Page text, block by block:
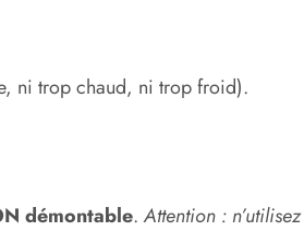
ni trop chaud, ni trop froid).
démontable.Attention :